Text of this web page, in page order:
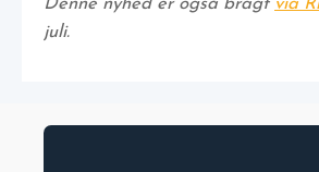
Denne nyhed er også bragt via
juli.